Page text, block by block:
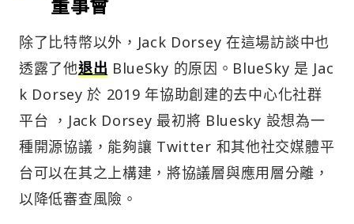
董事會
除了比特幣以外，Jack Dorsey 在這場訪談中也
透露了他退出 BlueSky 的原因。BlueSky 是 Jac
k Dorsey 於 2019 年協助創建的去中心化社群
平台 ，Jack Dorsey 最初將 Bluesky 設想為一
種開源協議，能夠讓 Twitter 和其他社交媒體平
台可以在其之上構建，將協議層與應用層分離，
以降低審查風險。